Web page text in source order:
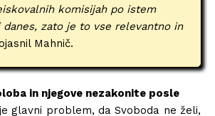
komisijah po istem
zato je to vse relevantno in
Mahnič.
in njegove nezakonite posle
glavni problem, da Svoboda ne želi,